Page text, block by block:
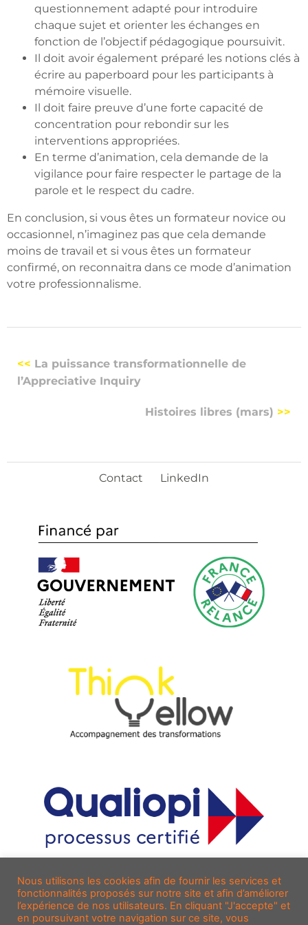
questionnement adapté pour introduire
chaque sujet et orienter les échanges en
fonction de l’objectif pédagogique poursuivit.
Il doit avoir également préparé les notions clés à
écrire au paperboard pour les participants à
mémoire visuelle.
Il doit faire preuve d’une forte capacité de
concentration pour rebondir sur les
interventions appropriées.
En terme d’animation, cela demande de la
vigilance pour faire respecter le partage de la
parole et le respect du cadre.
En conclusion, si vous êtes un formateur novice ou
occasionnel, n’imaginez pas que cela demande
moins de travail et si vous êtes un formateur
confirmé, on reconnaitra dans ce mode d’animation
votre professionnalisme.
<< La puissance transformationnelle de
l’Appreciative Inquiry
Histoires libres (mars) >>
Contact LinkedIn
Nous utilisons les cookies afin de fournir les services et
fonctionnalités proposés sur notre site et afin d’améliorer
l’expérience de nos utilisateurs. En cliquant "J'accepte" et
en poursuivant votre navigation sur ce site, vous